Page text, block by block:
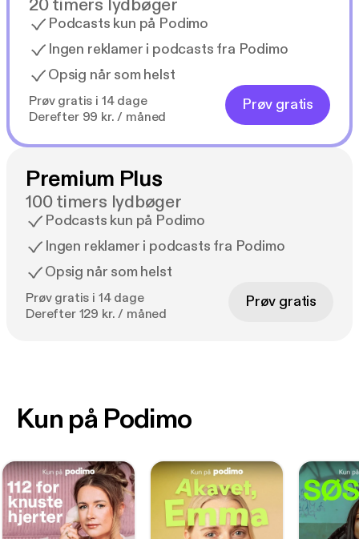
20 timers lydbøger
Podcasts kun på Podimo
Ingen reklamer i podcasts fra Podimo
Opsig når som helst
Prøv gratis i 14 dage
Derefter 99 kr. / måned
Prøv gratis
Premium Plus
100 timers lydbøger
Podcasts kun på Podimo
Ingen reklamer i podcasts fra Podimo
Opsig når som helst
Prøv gratis i 14 dage
Derefter 129 kr. / måned
Prøv gratis
Kun på Podimo